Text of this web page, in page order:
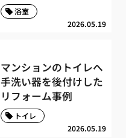
2026.05.19
浴室
マンションのトイレへ
手洗い器を後付けした
リフォーム事例
2026.05.19
トイレ